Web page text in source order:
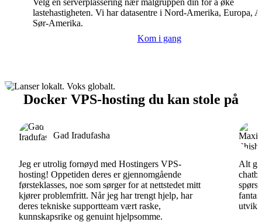
lastehastigheten. Vi har datasentre i Nord-Amerika, Europa,
Sør-Amerika.
Kom i gang
Docker VPS-hosting du kan stole på
Gad Iradufasha
Jeg er utrolig fornøyd med Hostingers VPS-
hosting! Oppetiden deres er gjennomgående
førsteklasses, noe som sørger for at nettstedet mitt
kjører problemfritt. Når jeg har trengt hjelp, har
deres tekniske supportteam vært raske,
kunnskapsrike og genuint hjelpsomme.
Alt